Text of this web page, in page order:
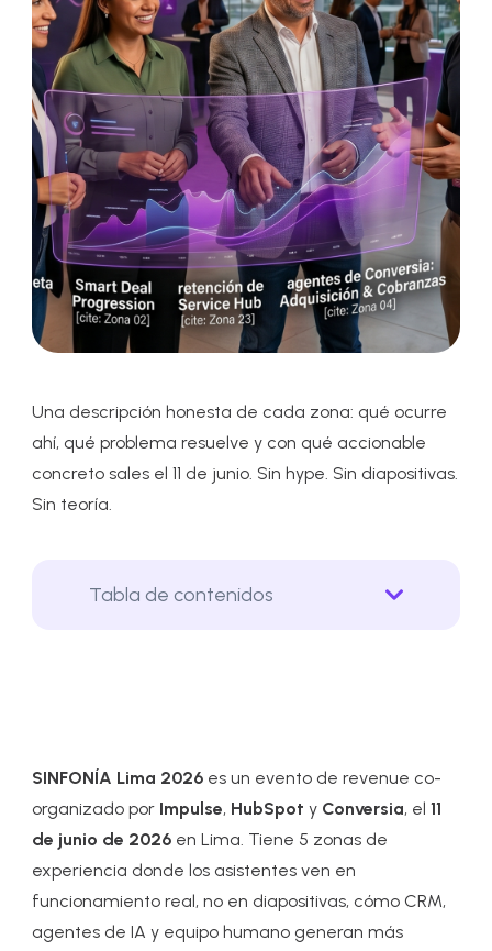
Una descripción honesta de cada zona: qué ocurre
ahí, qué problema resuelve y con qué accionable
concreto sales el 11 de junio. Sin hype. Sin diapositivas.
Sin teoría.
Tabla de contenidos
SINFONÍA Lima 2026 es un evento de revenue co-
organizado por Impulse, HubSpoty Conversia, el11
de junio de 2026 en Lima. Tiene 5 zonas de
experiencia donde los asistentes ven en
funcionamiento real, no en diapositivas, cómo CRM,
agentes de IA y equipo humano generan más